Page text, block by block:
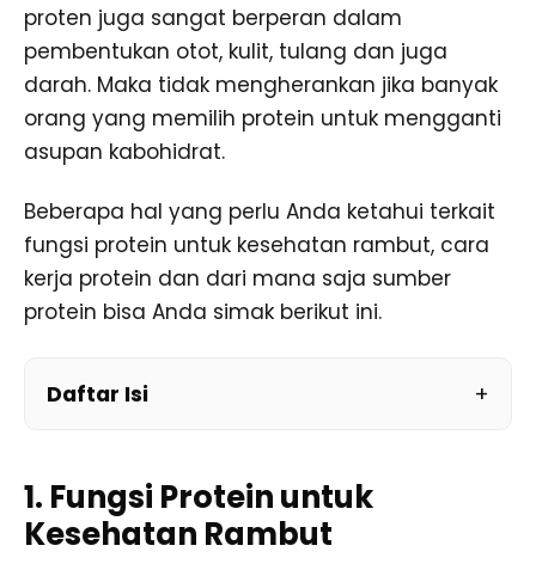
proten juga sangat berperan dalam
pembentukan otot, kulit, tulang dan juga
darah. Maka tidak mengherankan jika banyak
orang yang memilih protein untuk mengganti
asupan kabohidrat.
Beberapa hal yang perlu Anda ketahui terkait
fungsi protein untuk kesehatan rambut, cara
kerja protein dan dari mana saja sumber
protein bisa Anda simak berikut ini.
Daftar Isi
1. Fungsi Protein untuk
Kesehatan Rambut